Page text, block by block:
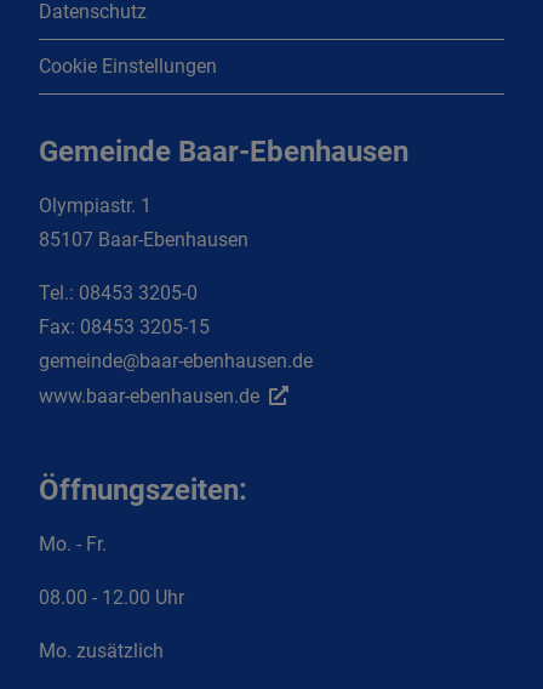
Datenschutz
Cookie Einstellungen
Gemeinde Baar-Ebenhausen
Olympiastr. 1
85107 Baar-Ebenhausen
Tel.: 08453 3205-0
Fax: 08453 3205-15
gemeinde@baar-ebenhausen.de
www.baar-ebenhausen.de
Öffnungszeiten:
Mo. - Fr.
08.00 - 12.00 Uhr
Mo. zusätzlich